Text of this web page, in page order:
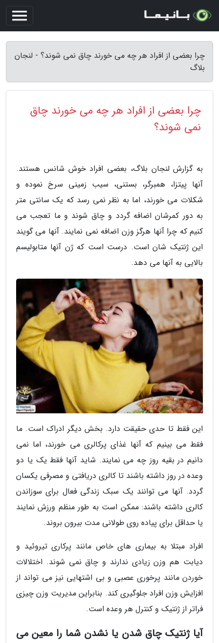
چرا بعضی از افراد هر چه می خورند چاق نمی شوند؟ - لنجان
بلاگ
چرا بعضی از افراد هر چه می خورند چاق
نمی شوند؟
به گزارش لنجان بلاگ، بعضی افراد خوش شانس هستند.
آنها پیتزا، همبرگر، بستنی، سیب زمینی سرخ نموده و
شکلات می خورند، اما به نظر نمی رسد که یک سانتی متر
به دور کمرشان اضافه گردد و چاق شوند و ما تعجب می
کنیم که چرا آنها هرگز وزن اضافه نمی نمایند. آنها می گویند
این ژنتیک شان است. درست است که ژن آنها متابولیسم
بالایی به آنها می دهد.
این فقط تا حدی حقیقت دارد. بخش دیگر ادراک است. ما
فقط می بینیم که آنها غذای پرکالری می خورند، اما نمی
دانیم در بقیه روز چه می نمایند. شاید آنها فقط یک یا دو
وعده در روز داشته باشند تا کالری دریافتی و مصرفی یکسان
گردد. آنها می توانند یک سبک زندگی فعال برای سوزاندن
کالری داشته باشند: ممکن است به طور منظم ورزش نمایند
یا حداقل برای پیاده روی طولانی مدت بیرون بروند.
افراد مبتلا به بیماری های خاص مانند پرکاری تیروئید و
دیابت هم وزن زیادی ندارند و چاق نمی شوند. اختلالات
خوردن مانند پرخوری عصبی و بی اشتهایی نیز می تواند از
افزایش وزن افراد جلوگیری کند. بنابراین مدیریت وزن چیزی
فراتر از ژنتیک و کنترل هر وعده است.
آیا ژنتیک چاق شدن یا نشدن شما را معین می